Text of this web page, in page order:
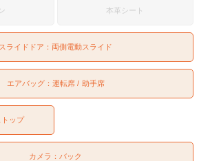
本革シート
スライドドア： 両側電動スライド
エアバッグ： 運転席 助手席
トップ
カメラ： バック